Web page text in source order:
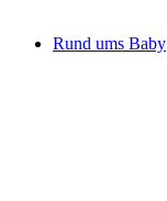
Rund ums Baby